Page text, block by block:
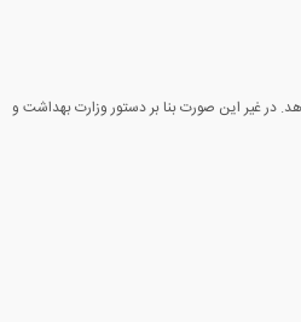
در غیر این صورت بنا بر دستور وزارت بهداشت و